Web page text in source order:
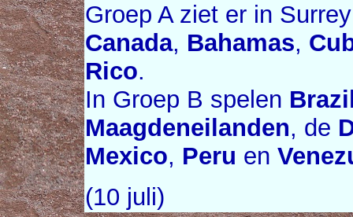
Groep A ziet er in
Canada, Bahamas,
Rico.
In Groep B spelen
Maagdeneilanden, de
Mexico, Peru en
(10 juli)